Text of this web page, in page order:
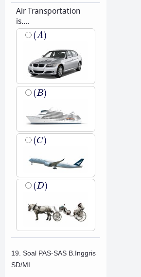
Air Transportation
is....
(A)
(A)
(B)
(B)
(C)
(C)
(D)
(D)
19. Soal PAS-SAS B.Inggris
SD/MI